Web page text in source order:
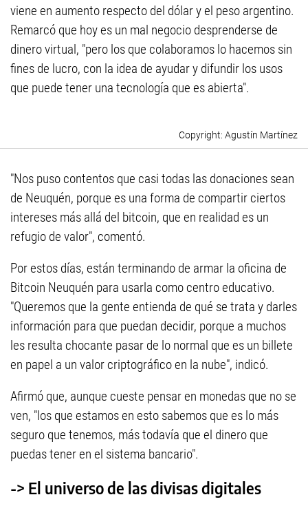
viene en aumento respecto del dólar y el peso argentino.
Remarcó que hoy es un mal negocio desprenderse de
dinero virtual, "pero los que colaboramos lo hacemos sin
fines de lucro, con la idea de ayudar y difundir los usos
que puede tener una tecnología que es abierta".
Agustín Martínez
"Nos puso contentos que casi todas las donaciones sean
de Neuquén, porque es una forma de compartir ciertos
intereses más allá del bitcoin, que en realidad es un
refugio de valor", comentó.
Por estos días, están terminando de armar la oficina de
Bitcoin Neuquén para usarla como centro educativo.
"Queremos que la gente entienda de qué se trata y darles
información para que puedan decidir, porque a muchos
les resulta chocante pasar de lo normal que es un billete
en papel a un valor criptográfico en la nube", indicó.
Afirmó que, aunque cueste pensar en monedas que no se
ven, "los que estamos en esto sabemos que es lo más
seguro que tenemos, más todavía que el dinero que
puedas tener en el sistema bancario".
-> El universo de las divisas digitales